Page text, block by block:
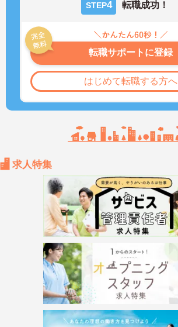
STEP4 転職成功！
転職サポートに登録
はじめて転職する方へ
求人特集